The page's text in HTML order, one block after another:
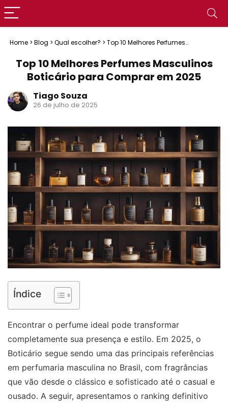
Home > Blog > Qual escolher? > Top 10 Melhores Perfumes
Top 10 Melhores Perfumes Masculinos
Boticário para Comprar em 2025
Tiago Souza
26 de julho de 2025
Índice
Encontrar o perfume ideal pode transformar
completamente sua presença e estilo. Em 2025, o
Boticário segue sendo uma das principais referências
em perfumaria masculina no Brasil, com fragrâncias
que vão desde o clássico e sofisticado até o casual e
ousado. A seguir, apresentamos o ranking definitivo